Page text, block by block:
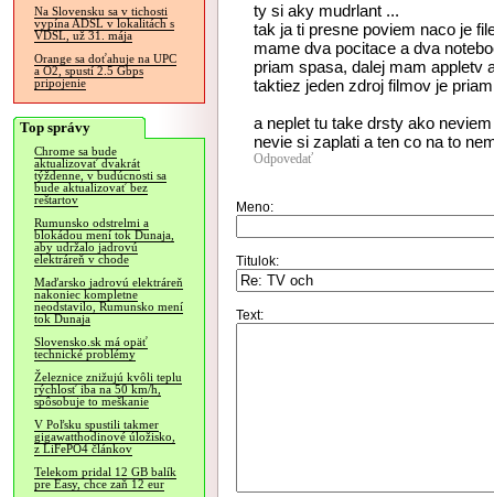
Na Slovensku sa v tichosti
vypína ADSL v lokalitách s
VDSL, už 31. mája
Orange sa doťahuje na UPC
a O2, spustí 2.5 Gbps
pripojenie
Top správy
Chrome sa bude
aktualizovať dvakrát
týždenne, v budúcnosti sa
bude aktualizovať bez
reštartov
Rumunsko odstrelmi a
blokádou mení tok Dunaja,
aby udržalo jadrovú
elektráreň v chode
Maďarsko jadrovú elektráreň
nakoniec kompletne
neodstavilo, Rumunsko mení
tok Dunaja
Slovensko.sk má opäť
technické problémy
Železnice znižujú kvôli teplu
rýchlosť iba na 50 km/h,
spôsobuje to meškanie
V Poľsku spustili takmer
gigawatthodinové úložisko,
z LiFePO4 článkov
Telekom pridal 12 GB balík
pre Easy, chce zaň 12 eur
ty si aky mudrlant ...
tak ja ti presne poviem naco je
mame dva pocitace a dva
priam spasa, dalej mam appletv
taktiez jeden zdroj filmov je
a neplet tu take drsty ako
nevie si zaplati a ten co na to
Odpovedať
Meno:
Titulok:
Text: